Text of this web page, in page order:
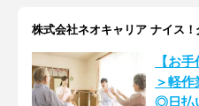
株式会社ネオキャリア ナイス
【お
＞軽
◎日払